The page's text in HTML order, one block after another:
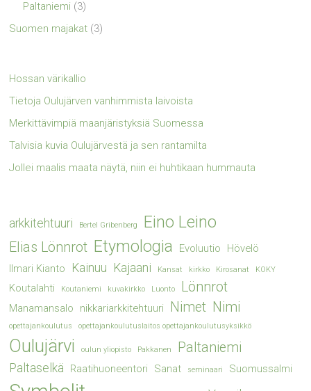
Paltaniemi (3)
Suomen majakat (3)
Hossan värikallio
Tietoja Oulujärven vanhimmista laivoista
Merkittävimpiä maanjäristyksiä Suomessa
Talvisia kuvia Oulujärvestä ja sen rantamilta
Jollei maalis maata näytä, niin ei huhtikaan hummauta
arkkitehtuuri Bertel Gribenberg Eino Leino
Elias Lönnrot Etymologia Evoluutio
Hövelö
Ilmari Kianto
Kainuu Kajaani Kansat kirkko Kirosanat KOKY
Koutalahti Koutaniemi kuvakirkko Luonto Lönnrot
Manamansalo nikkariarkkitehtuuri Nimet Nimi
opettajankoulutus opettajankoulutuslaitos opettajankoulutusyksikkö
Oulujärvi oulun yliopisto Pakkanen Paltaniemi
Paltaselkä Raatihuoneentori Sanat seminaari Suomussalmi